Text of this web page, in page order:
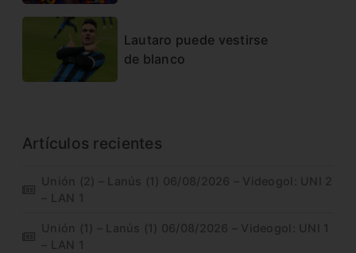
Lautaro puede vestirse
de blanco
Artículos recientes
Unión (2) – Lanús (1) 06/08/2026 – Videogol: UNI 2
– LAN 1
Unión (1) – Lanús (1) 06/08/2026 – Videogol: UNI 1
– LAN 1